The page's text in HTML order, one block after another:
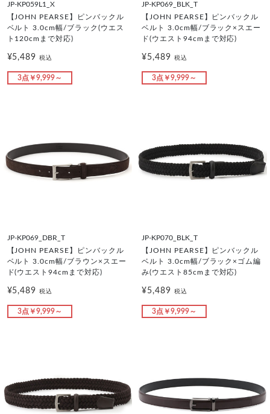
JP-KP059L1_X
【JOHN PEARSE】ピンバックル
ベルト 3.0cm幅/ブラック(ウエス
ト120cmまで対応)
¥5,489税込
3点￥9,999～
JP-KP069_BLK_T
【JOHN PEARSE】ピンバックル
ベルト 3.0cm幅/ブラック×スエー
ド(ウエスト94cmまで対応)
¥5,489 税込
3点￥9,999～
JP-KP069_DBR_T
【JOHN PEARSE】ピンバックル
ベルト 3.0cm幅/ブラウン×スエー
ド(ウエスト94cmまで対応)
¥5,489税込
3点￥9,999～
JP-KP070_BLK_T
【JOHN PEARSE】ピンバックル
ベルト 3.0cm幅/ブラック×ゴム編
み(ウエスト85cmまで対応)
¥5,489 税込
3点￥9,999～